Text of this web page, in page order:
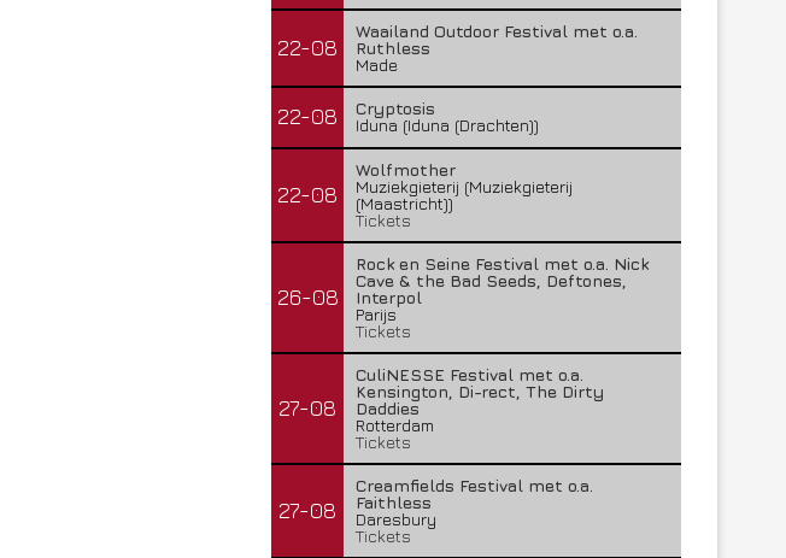
22-08
Waailand Outdoor Festival met o.a.
Ruthless
Made
22-08
Cryptosis
Iduna (Iduna (Drachten))
22-08
Wolfmother
Muziekgieterij (Muziekgieterij
(Maastricht))
Tickets
26-08
Rock en Seine Festival met o.a. Nick
Cave & the Bad Seeds, Deftones,
Interpol
Parijs
Tickets
27-08
CuliNESSE Festival met o.a.
Kensington, Di-rect, The Dirty
Daddies
Rotterdam
Tickets
27-08
Creamfields Festival met o.a.
Faithless
Daresbury
Tickets